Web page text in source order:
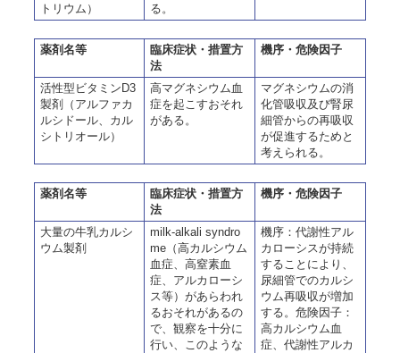
トリウム）
る。
薬剤名等
臨床症状・措置方
法
機序・危険因子
活性型ビタミンD3
製剤（アルファカ
ルシドール、カル
シトリオール）
高マグネシウム血
症を起こすおそれ
がある。
マグネシウムの消
化管吸収及び腎尿
細管からの再吸収
が促進するためと
考えられる。
薬剤名等
臨床症状・措置方
法
機序・危険因子
大量の牛乳カルシ
ウム製剤
milk-alkali syndro
me（高カルシウム
血症、高窒素血
症、アルカローシ
ス等）があらわれ
るおそれがあるの
で、観察を十分に
行い、このような
機序：代謝性アル
カローシスが持続
することにより、
尿細管でのカルシ
ウム再吸収が増加
する。危険因子：
高カルシウム血
症、代謝性アルカ